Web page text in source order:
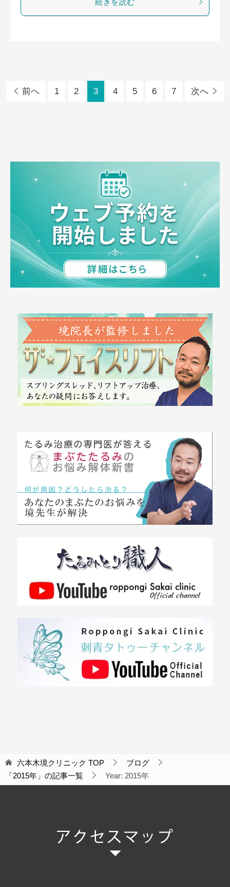
続きを読む
前へ 1 2 3 4 5 6 7 次へ
六本木境クリニック TOP
ブログ
「2015年」の記事一覧
Year: 2015年